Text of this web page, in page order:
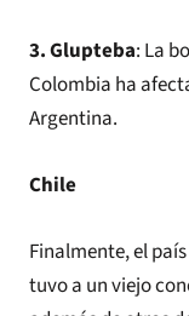
3. Glupteba: La
Colombia ha
Argentina.
Chile
Finalmente, el
tuvo a un viejo